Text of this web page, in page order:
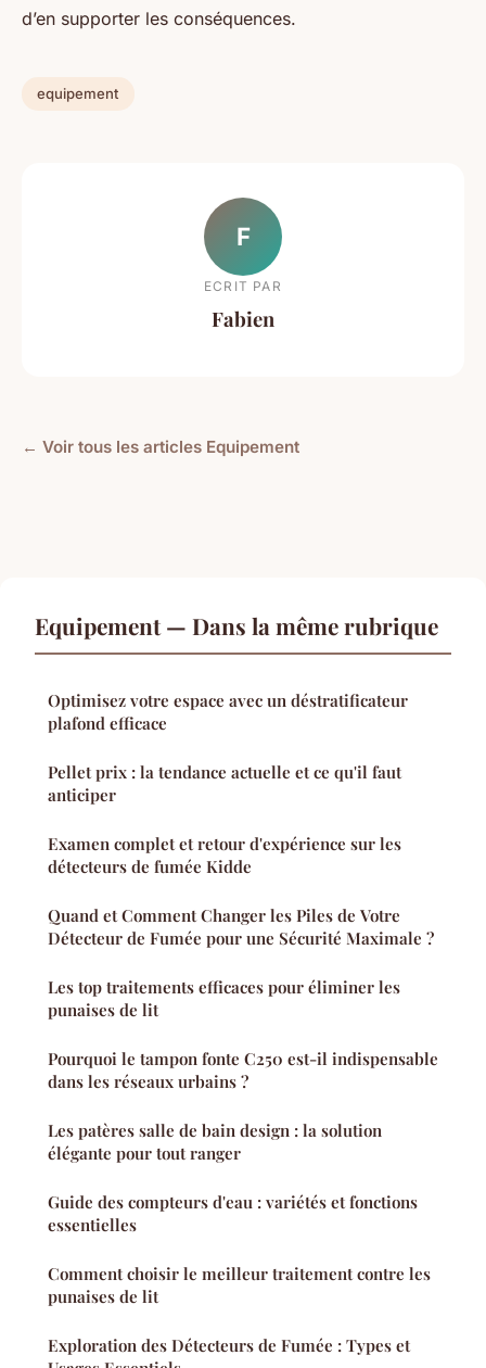
d’en supporter les conséquences.
equipement
F
ECRIT PAR
Fabien
← Voir tous les articles Equipement
Equipement — Dans la même rubrique
Optimisez votre espace avec un déstratificateur
plafond efficace
Pellet prix : la tendance actuelle et ce qu'il faut
anticiper
Examen complet et retour d'expérience sur les
détecteurs de fumée Kidde
Quand et Comment Changer les Piles de Votre
Détecteur de Fumée pour une Sécurité Maximale ?
Les top traitements efficaces pour éliminer les
punaises de lit
Pourquoi le tampon fonte C250 est-il indispensable
dans les réseaux urbains ?
Les patères salle de bain design : la solution
élégante pour tout ranger
Guide des compteurs d'eau : variétés et fonctions
essentielles
Comment choisir le meilleur traitement contre les
punaises de lit
Exploration des Détecteurs de Fumée : Types et